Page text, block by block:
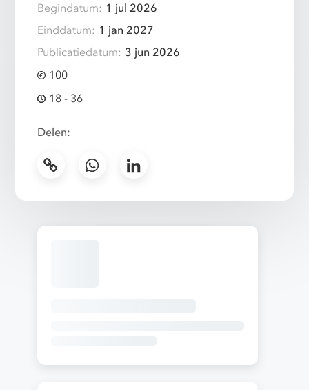
Begindatum: 1 jul 2026
Einddatum: 1 jan 2027
Publicatiedatum: 3 jun 2026
100
18 - 36
Delen: